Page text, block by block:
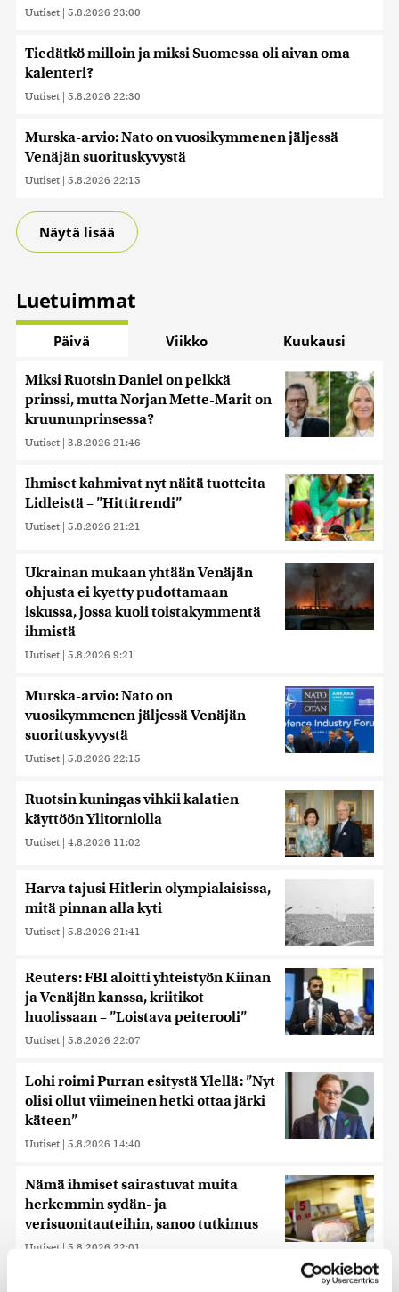
Uutiset | 5.8.2026 23:00
Tiedätkö milloin ja miksi Suomessa oli aivan oma
kalenteri?
Uutiset | 5.8.2026 22:30
Murska-arvio: Nato on vuosikymmenen jäljessä
Venäjän suorituskyvystä
Uutiset | 5.8.2026 22:15
Näytä lisää
Luetuimmat
Päivä Viikko Kuukausi
Miksi Ruotsin Daniel on pelkkä
prinssi, mutta Norjan Mette-Marit on
kruununprinsessa?
Uutiset | 3.8.2026 21:46
Ihmiset kahmivat nyt näitä tuotteita
Lidleistä – ”Hittitrendi”
Uutiset | 5.8.2026 21:21
Ukrainan mukaan yhtään Venäjän
ohjusta ei kyetty pudottamaan
iskussa, jossa kuoli toistakymmentä
ihmistä
Uutiset | 5.8.2026 9:21
Murska-arvio: Nato on
vuosikymmenen jäljessä Venäjän
suorituskyvystä
Uutiset | 5.8.2026 22:15
Ruotsin kuningas vihkii kalatien
käyttöön Ylitorniolla
Uutiset | 4.8.2026 11:02
Harva tajusi Hitlerin olympialaisissa,
mitä pinnan alla kyti
Uutiset | 5.8.2026 21:41
Reuters: FBI aloitti yhteistyön Kiinan
ja Venäjän kanssa, kriitikot
huolissaan – ”Loistava peiterooli”
Uutiset | 5.8.2026 22:07
Lohi roimi Purran esitystä Ylellä: ”Nyt
olisi ollut viimeinen hetki ottaa järki
käteen”
Uutiset | 5.8.2026 14:40
Nämä ihmiset sairastuvat muita
herkemmin sydän- ja
verisuonitauteihin, sanoo tutkimus
Uutiset | 5.8.2026 22:01